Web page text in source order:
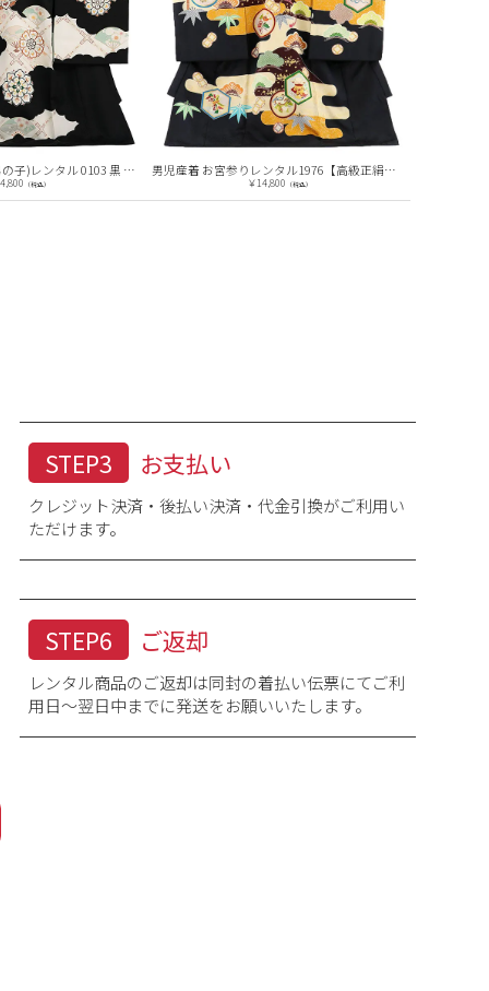
【正絹】お宮参り(男の子)レンタル 0103 黒 雲取り唐花紋
（税込）
男児産着 お宮参りレンタル1976【高級正絹】黒濃紺地 吉祥文様
￥14,800 （税込）
STEP3 お支払い
クレジット決済・後払い決済・代金引換がご利用い
ただけます。
STEP6 ご返却
レンタル商品のご返却は同封の着払い伝票にてご利
用日～翌日中までに発送をお願いいたします。